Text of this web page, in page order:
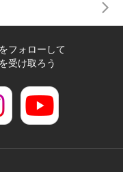
フォローして
受け取ろう